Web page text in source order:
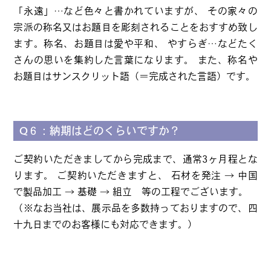
「永遠」…など色々と書かれていますが、 その家々の
宗派の称名又はお題目を彫刻されることをおすすめ致し
ます。称名、お題目は愛や平和、 やすらぎ…などたく
さんの思いを集約した言葉になります。 また、称名や
お題目はサンスクリット語（＝完成された言語）です。
Q６：納期はどのくらいですか？
ご契約いただきましてから完成まで、通常3ヶ月程とな
ります。 ご契約いただきますと、 石材を発注 → 中国
で製品加工 → 基礎 → 組立 等の工程でございます。
（※なお当社は、展示品を多数持っておりますので、四
十九日までのお客様にも対応できます。）